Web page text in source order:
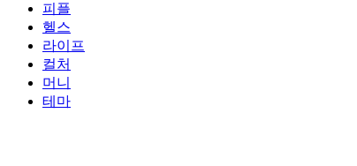
피플
헬스
라이프
컬처
머니
테마